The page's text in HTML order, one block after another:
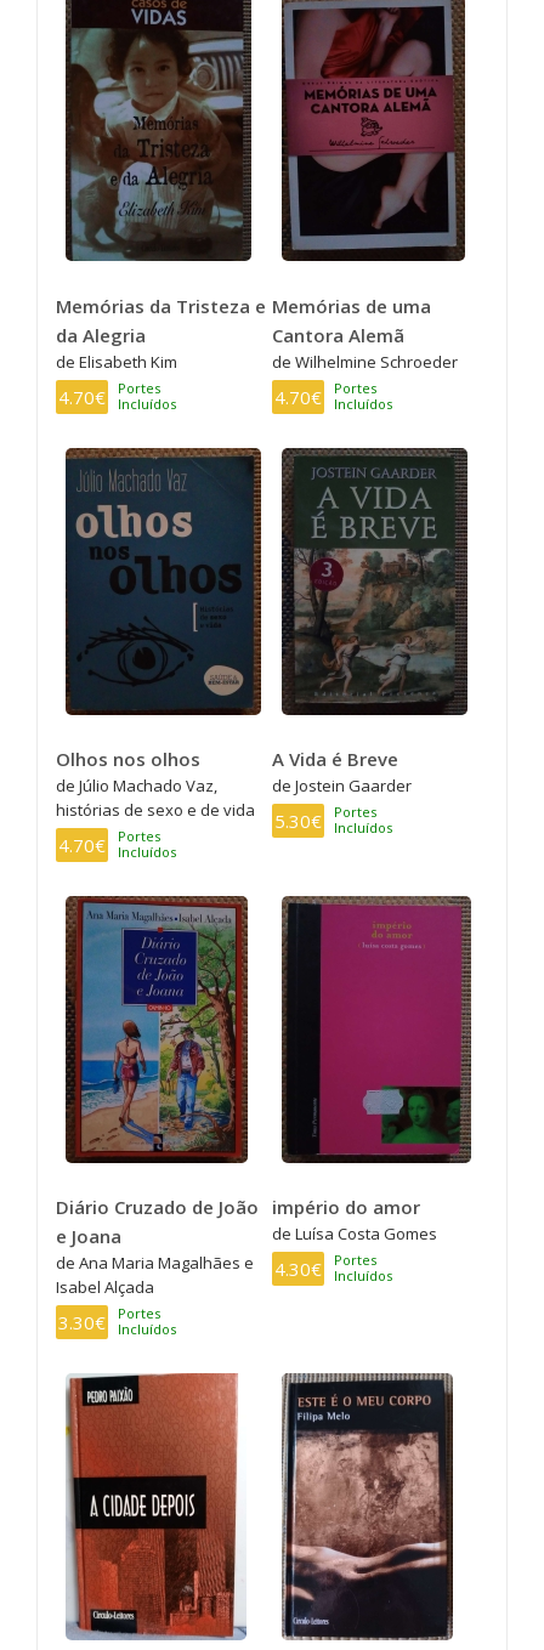
Memórias da Tristeza e
da Alegria
de Elisabeth Kim
4.70€
Portes
Incluídos
Memórias de uma
Cantora Alemã
de Wilhelmine Schroeder
4.70€
Portes
Incluídos
Olhos nos olhos
de Júlio Machado Vaz,
histórias de sexo e de vida
4.70€
Portes
Incluídos
A Vida é Breve
de Jostein Gaarder
5.30€
Portes
Incluídos
Diário Cruzado de João
e Joana
de Ana Maria Magalhães e
Isabel Alçada
3.30€
Portes
Incluídos
império do amor
de Luísa Costa Gomes
4.30€
Portes
Incluídos